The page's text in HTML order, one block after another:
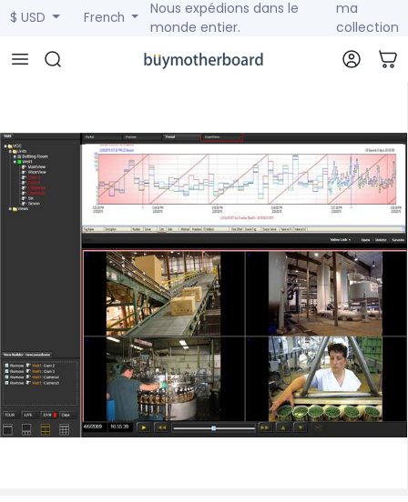
$ USD French
Nous expédions dans le
monde entier.
ma
collection